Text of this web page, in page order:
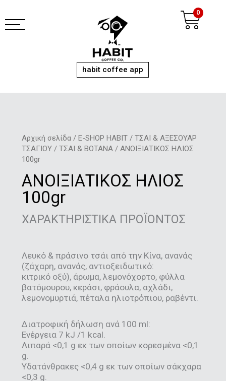
στο
περιεχόμενο
habit coffee app
0
Αρχική σελίδα/ E-SHOP HABIT/ ΤΣΑΙ & ΑΞΕΣΟΥΑΡ
ΤΣΑΓΙΟΥ/ ΤΣΑΙ & ΒΟΤΑΝΑ/ ΑΝΟΙΞΙΑΤΙΚΟΣ ΗΛΙΟΣ
100gr
ΑΝΟΙΞΙΑΤΙΚΟΣ ΗΛΙΟΣ
100gr
ΧΑΡΑΚΤΗΡΙΣΤΙΚΑ ΠΡΟΪΟΝΤΟΣ
Λευκό & πράσινο τσάι από την Κίνα, ανανάς
(ζάχαρη, ανανάς, αντιοξειδωτικό:
κιτρικό οξύ), άρωμα, λεμονόχορτο, φύλλα
βατόμουρου, κεράσι, φράουλα, αχλάδι,
λεμονομυρτιά, πέταλα ηλιοτρόπιου, ραβέντι.
Διατροφική δήλωση ανά 100 ml:
Ενέργεια 7 kJ /1 kcal.
Λιπαρά <0,1 g εκ των οποίων κορεσμένα <0,1
g.
Υδατάνθρακες <0,4 g εκ των οποίων σάκχαρα
<0,3 g.